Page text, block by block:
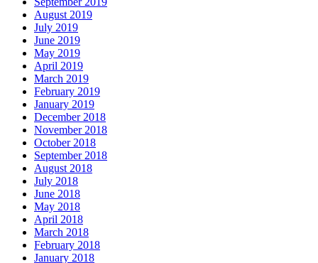
August 2019
July 2019
June 2019
May 2019
April 2019
March 2019
February 2019
January 2019
December 2018
November 2018
October 2018
September 2018
August 2018
July 2018
June 2018
May 2018
April 2018
March 2018
February 2018
January 2018